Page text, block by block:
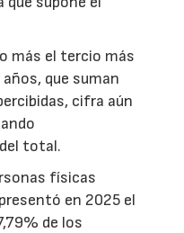
más el tercio más
que suman
cifra aún
total.
físicas
en 2025 el
de los